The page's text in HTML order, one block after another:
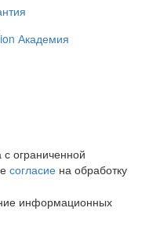
Академия
ограниченной
согласие на обработку
информационных